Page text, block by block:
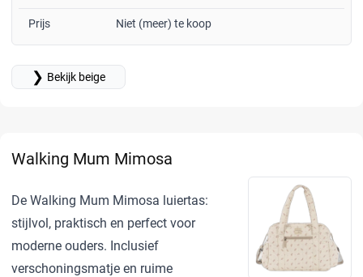
Prijs Niet (meer) te koop
❯ Bekijk beige
Walking Mum Mimosa
De Walking Mum Mimosa luiertas:
stijlvol, praktisch en perfect voor
moderne ouders. Inclusief
verschoningsmatje en ruime